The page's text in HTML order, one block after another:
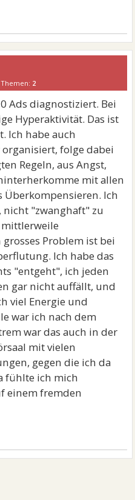
Themen: 2
Ads diagnostiziert. Bei
Hyperaktivität. Das ist
Ich habe auch
folge dabei
Regeln, aus Angst,
mit allen
Ich
nicht "zwanghaft" zu
mittlerweile
Problem ist bei
Ich habe das
"entgeht", ich jeden
gar nicht auffällt, und
viel Energie und
war ich nach dem
war das auch in der
mit vielen
gegen die ich da
fühlte ich mich
einem fremden